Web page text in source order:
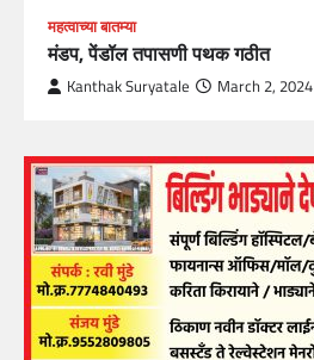
महत्वाच्या बातम्या
मंडप, पेंडॉल तपासणी पथक गठीत
Kanthak Suryatale March 2, 2024